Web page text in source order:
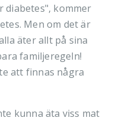
diabetes", kommer
Men om det är
äter allt på sina
familjeregeln!
att finnas några
kunna äta viss mat